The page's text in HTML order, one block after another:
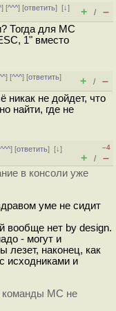
] [^^^] [ответить][↓]
+ / –
Тогда для MC
1" вместо
] [^^^] [ответить]
+ / –
никак не дойдет, что
найти, где не
^^^] [ответить][↓]
–4
+ / –
в консоли уже
уме не сидит
вообще нет by design.
- могут и
лезет, наконец, как
исходниками и
MC не